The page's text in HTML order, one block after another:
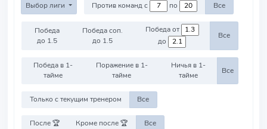
Выбор лиги Против команд с по Все
Победа
до 1.5
Победа соп.
до 1.5
Победа от
до
Все
Победа в 1-
тайме
Поражение в 1-
тайме
Ничья в 1-
тайме
Все
Только с текущим тренером Все
После 🏆 Кроме после 🏆 Все